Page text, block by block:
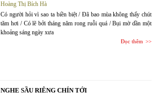
Hoàng Thị Bích Hà
Có người hỏi vì sao ta biền biệt / Đã bao mùa không thấy chút
tăm hơi / Có lẽ bởi tháng năm rong ruỗi quá / Bụi mờ dần một
khoảng sáng ngày xưa
Đọc thêm
NGHE SẦU RIÊNG CHÍN TỚI